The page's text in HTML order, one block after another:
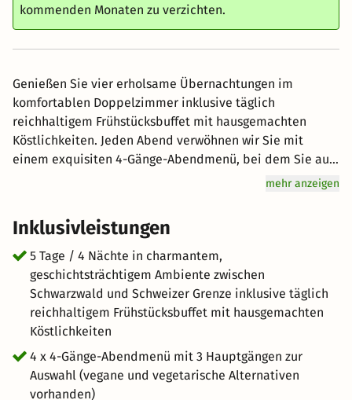
kommenden Monaten zu verzichten.
Genießen Sie vier erholsame Übernachtungen im
komfortablen Doppelzimmer inklusive täglich
reichhaltigem Frühstücksbuffet mit hausgemachten
Köstlichkeiten. Jeden Abend verwöhnen wir Sie mit
einem exquisiten 4-Gänge-Abendmenü, bei dem Sie aus
drei Hauptgängen wählen können, einschließlich veganer
Flasche Wasser auf Ihrem Zimmer bereit. Nutzen Sie
kostenloses WLAN während Ihres gesamten Aufenthalts
und erhalten Sie eine kostenlose Konuskarte für Bus- und
Bahnfahrten, um die Umgebung bequem zu erkunden.
mehr anzeigen
Inklusivleistungen
5 Tage / 4 Nächte in charmantem,
geschichtsträchtigem Ambiente zwischen
Schwarzwald und Schweizer Grenze inklusive täglich
reichhaltigem Frühstücksbuffet mit hausgemachten
Köstlichkeiten
4 x 4-Gänge-Abendmenü mit 3 Hauptgängen zur
Auswahl (vegane und vegetarische Alternativen
vorhanden)